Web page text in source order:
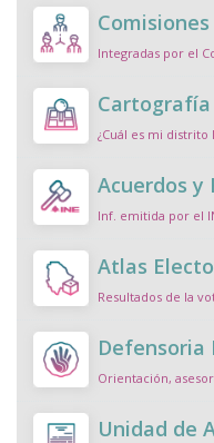
Integradas por el
¿Cuál es mi distrito
Acuerdos y
Inf. emitida por el
Atlas
Resultados de la
Defensoria
Orientación,
Unidad de